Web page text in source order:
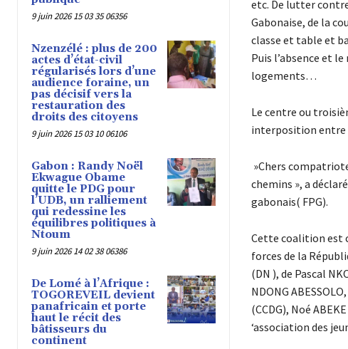
9 juin 2026 15 03 35 06356
Nzenzélé : plus de 200
actes d’état-civil
régularisés lors d’une
audience foraine, un
pas décisif vers la
restauration des
droits des citoyens
9 juin 2026 15 03 10 06106
Gabon : Randy Noël
Ekwague Obame
quitte le PDG pour
l’UDB, un ralliement
qui redessine les
équilibres politiques à
Ntoum
9 juin 2026 14 02 38 06386
De Lomé à l’Afrique :
TOGOREVEIL devient
panafricain et porte
haut le récit des
bâtisseurs du
continent
etc. De lutter
Gabonaise, de la
classe et table et
Puis l’absence et
logements…
Le centre ou
interposition
»Chers
chemins », a
gabonais( FPG).
Cette coalition est
forces de la
(DN ), de Pascal
NDONG
(CCDG), Noé
‘association des